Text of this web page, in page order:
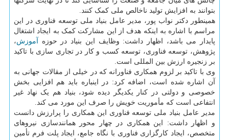
بتوانند به افزایش تولید ناخالص ملی کمک کنند.
همینطور دکتر نواب پور، مدیر عامل بنیاد ملی توسعه فناوری در این
مراسم با اشاره به اینکه هدف از این مشارکت کمک به ایجاد اشتغال
پایدار می باشد، اظهار داشت: وظایف این بنیاد در حوزه آموزش،
پژوهش، توسعه فناوری، توسعه کسب و کار در تجاری سازی با تاکید
بر زنجیره ارزش بین المللی است.
وی با تاکید بر لزوم همکاری فناورانه که در خیلی از مقالات جهانی به
آن اشاره شده است، اضافه کرد: در اینباره باید هم افزایی بخش
خصوصی و دولتی در کنار یکدیگر دیده شود، بنیاد هم یک نهاد غیر
انتفاعی است که مأموریت خویش را صرف این مورد می کند.
مدیر عامل بنیاد ملی توسعه فناوری این همکاری را پرارزش دانست
و اظهار داشت: این همکاری در چهار محور همانندسازی نیروهای
متخصص، ایجاد کارگزاری فناوری با نگاه جامع، ایجاد پلت فرم تأمین